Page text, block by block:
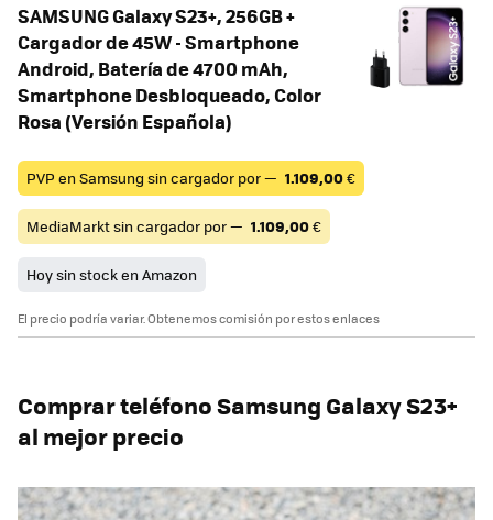
SAMSUNG Galaxy S23+, 256GB +
Cargador de 45W - Smartphone
Android, Batería de 4700 mAh,
Smartphone Desbloqueado, Color
Rosa (Versión Española)
PVP en Samsung sin cargador por — 1.109,00€
MediaMarkt sin cargador por — 1.109,00€
Hoy sin stock en Amazon
El precio podría variar. Obtenemos comisión por estos enlaces
Comprar teléfono Samsung Galaxy S23+
al mejor precio